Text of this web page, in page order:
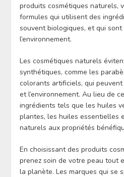
produits cosmétiques naturels,
formules qui utilisent des
souvent biologiques, et qui
l’environnement.
Les cosmétiques naturels
synthétiques, comme les
colorants artificiels, qui
et l’environnement. Au lieu de
ingrédients tels que les huiles
plantes, les huiles essentielles
naturels aux propriétés
En choisissant des produits
prenez soin de votre peau tout
la planète. Les marques qui se